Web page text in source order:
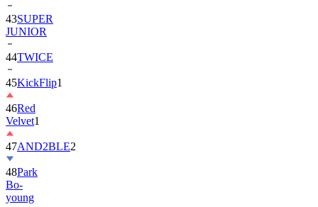
43SUPER
JUNIOR
44TWICE
45KickFlip1
46Red
Velvet1
47AND2BLE2
48Park
Bo-
young